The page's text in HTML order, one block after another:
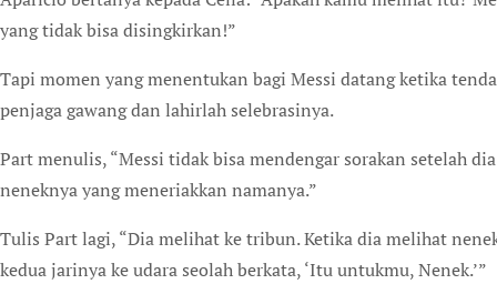
yang tidak bisa disingkirkan!”
Tapi momen yang menentukan bagi Messi datang ketika
penjaga gawang dan lahirlah selebrasinya.
Part menulis, “Messi tidak bisa mendengar sorakan setelah
neneknya yang meneriakkan namanya.”
Tulis Part lagi, “Dia melihat ke tribun. Ketika dia melihat
kedua jarinya ke udara seolah berkata, ‘Itu untukmu, Nenek.’”